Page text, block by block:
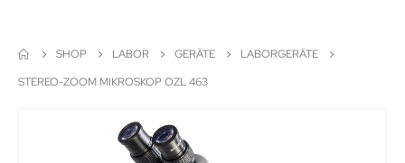
SHOP LABOR GERÄTE
LABORGERÄTE
STEREO-ZOOM MIKROSKOP OZL 463